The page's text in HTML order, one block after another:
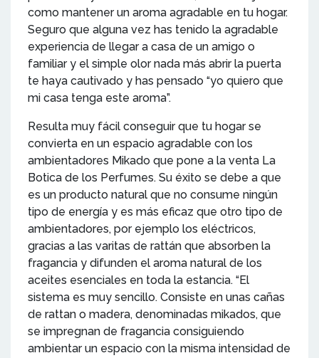
como mantener un aroma agradable en tu hogar.
Seguro que alguna vez has tenido la agradable
experiencia de llegar a casa de un amigo o
familiar y el simple olor nada más abrir la puerta
te haya cautivado y has pensado “yo quiero que
mi casa tenga este aroma”.
Resulta muy fácil conseguir que tu hogar se
convierta en un espacio agradable con los
ambientadores Mikado que pone a la venta La
Botica de los Perfumes. Su éxito se debe a que
es un producto natural que no consume ningún
tipo de energía y es más eficaz que otro tipo de
ambientadores, por ejemplo los eléctricos,
gracias a las varitas de rattán que absorben la
fragancia y difunden el aroma natural de los
aceites esenciales en toda la estancia. “El
sistema es muy sencillo. Consiste en unas cañas
de rattan o madera, denominadas mikados, que
se impregnan de fragancia consiguiendo
ambientar un espacio con la misma intensidad de